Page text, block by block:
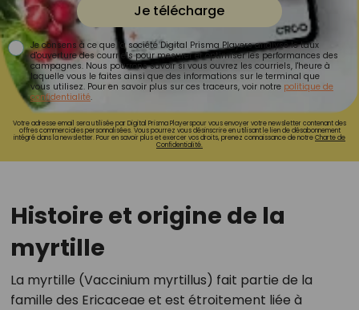
Je télécharge
Je consens à ce que la société Digital Prisma Players analyse le taux
d'ouverture des courriels pour mesurer et optimiser les performances des
campagnes. Nous pourrons savoir si vous ouvrez les courriels, l'heure à
laquelle vous le faites ainsi que des informations sur le terminal que
vous utilisez. Pour en savoir plus sur ces traceurs, voir notre politique de
confidentialité.
Votre adresse email sera utilisée par Digital Prisma Playerspour vous envoyer votre newsletter contenant des
offres commerciales personnalisées. Vous pourrez vous désinscrire en utilisant le lien de désabonnement
intégré dans la newsletter. Pour en savoir plus et exercer vos droits, prenez connaissance de notreCharte de
Confidentialité.
Histoire et origine de la
myrtille
La myrtille (Vaccinium myrtillus) fait partie de la
famille des Ericaceae et est étroitement liée à